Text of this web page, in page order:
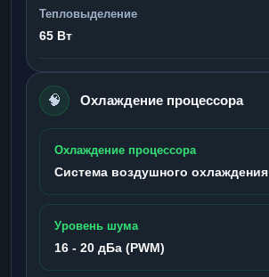
Тепловыделение
65 Вт
🧠 Охлаждение процессора
Охлаждение процессора
Система воздушного охлаждения
Уровень шума
16 - 20 дБа (PWM)